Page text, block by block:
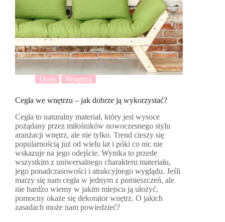
Dom Wnętrza
Cegła we wnętrzu – jak dobrze ją wykorzystać?
Cegła to naturalny materiał, który jest wysoce
pożądany przez miłośników nowoczesnego stylu
aranżacji wnętrz, ale nie tylko. Trend cieszy się
popularnością już od wielu lat i póki co nic nie
wskazuje na jego odejście. Wynika to przede
wszystkim z uniwersalnego charakteru materiału,
jego ponadczasowości i atrakcyjnego wyglądu. Jeśli
marzy się nam cegła w jednym z pomieszczeń, ale
nie bardzo wiemy w jakim miejscu ją ułożyć,
pomocny okaże się dekorator wnętrz. O jakich
zasadach może nam powiedzieć?